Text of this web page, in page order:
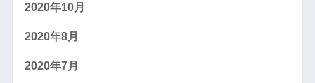
2020年10月
2020年8月
2020年7月